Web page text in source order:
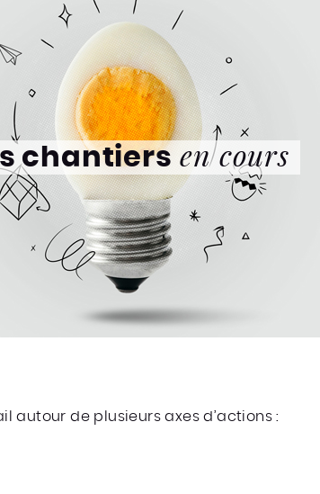
chantiers en cours
autour de plusieurs axes d’actions :